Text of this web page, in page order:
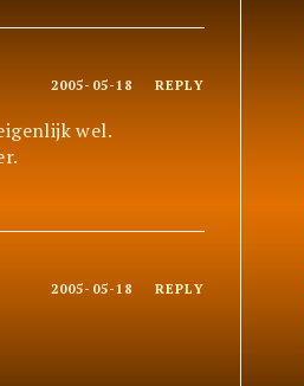
2005-05-18 REPLY
wel.
2005-05-18 REPLY